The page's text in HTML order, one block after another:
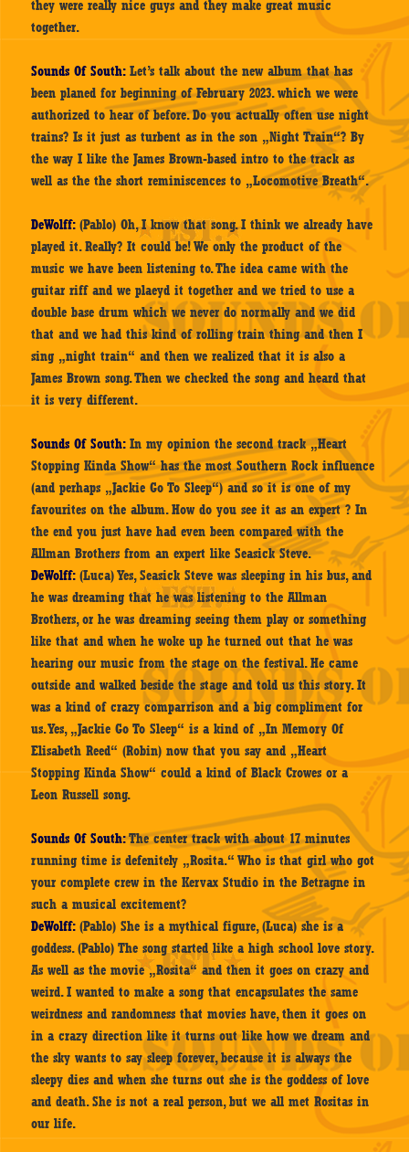
they were really nice guys and they make great music
together.
Sounds Of South:Let’s talk about the new album that has
been planed for beginning of February 2023. which we were
authorized to hear of before. Do you actually often use night
trains? Is it just as turbent as in the son „Night Train“? By
the way I like the James Brown-based intro to the track as
well as the the short reminiscences to „Locomotive Breath“.
DeWolff:(Pablo) Oh, I know that song. I think we already have
played it. Really? It could be! We only the product of the
music we have been listening to. The idea came with the
guitar riff and we plaeyd it together and we tried to use a
double base drum which we never do normally and we did
that and we had this kind of rolling train thing and then I
sing „night train“ and then we realized that it is also a
James Brown song. Then we checked the song and heard that
it is very different.
Sounds Of South:In my opinion the second track „Heart
Stopping Kinda Show“ has the most Southern Rock influence
(and perhaps „Jackie Go To Sleep“) and so it is one of my
favourites on the album. How do you see it as an expert ? In
the end you just have had even been compared with the
Allman Brothers from an expert like Seasick Steve.
DeWolff:(Luca) Yes, Seasick Steve was sleeping in his bus, and
he was dreaming that he was listening to the Allman
Brothers, or he was dreaming seeing them play or something
like that and when he woke up he turned out that he was
hearing our music from the stage on the festival. He came
outside and walked beside the stage and told us this story. It
was a kind of crazy comparrison and a big compliment for
us. Yes, „Jackie Go To Sleep“ is a kind of „In Memory Of
Elisabeth Reed“ (Robin) now that you say and „Heart
Stopping Kinda Show“ could a kind of Black Crowes or a
Leon Russell song.
Sounds Of South:The center track with about 17 minutes
running time is defenitely „Rosita.“ Who is that girl who got
your complete crew in the Kervax Studio in the Betragne in
such a musical excitement?
DeWolff:(Pablo) She is a mythical figure, (Luca) she is a
goddess. (Pablo) The song started like a high school love story.
As well as the movie „Rosita“ and then it goes on crazy and
weird. I wanted to make a song that encapsulates the same
weirdness and randomness that movies have, then it goes on
in a crazy direction like it turns out like how we dream and
the sky wants to say sleep forever, because it is always the
sleepy dies and when she turns out she is the goddess of love
and death. She is not a real person, but we all met Rositas in
our life.